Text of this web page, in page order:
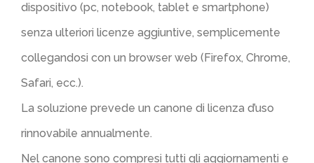
dispositivo (pc, notebook, tablet e smartphone)
senza ulteriori licenze aggiuntive, semplicemente
collegandosi con un browser web (Firefox, Chrome,
Safari, ecc.).
La soluzione prevede un canone di licenza d’uso
rinnovabile annualmente.
Nel canone sono compresi tutti gli aggiornamenti e